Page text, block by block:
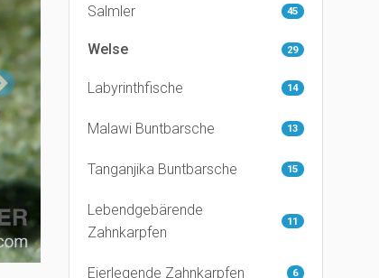
Next
Salmler 45
Welse 29
Labyrinthfische 14
Malawi Buntbarsche 13
Tanganjika Buntbarsche 15
Lebendgebärende
Zahnkarpfen
11
Eierlegende Zahnkarpfen 6